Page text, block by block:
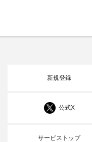
新規登録
公式X
サービストップ